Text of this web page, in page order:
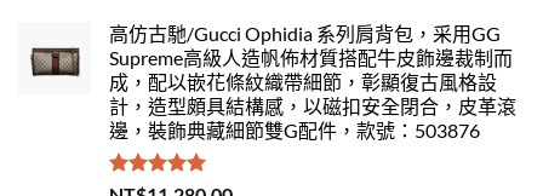
高仿古馳/Gucci Ophidia 系列肩背包，采用GG
Supreme高級人造帆佈材質搭配牛皮飾邊裁制而
成，配以嵌花條紋織帶細節，彰顯復古風格設
計，造型頗具結構感，以磁扣安全閉合，皮革滾
邊，裝飾典藏細節雙G配件，款號：503876
評分5.00